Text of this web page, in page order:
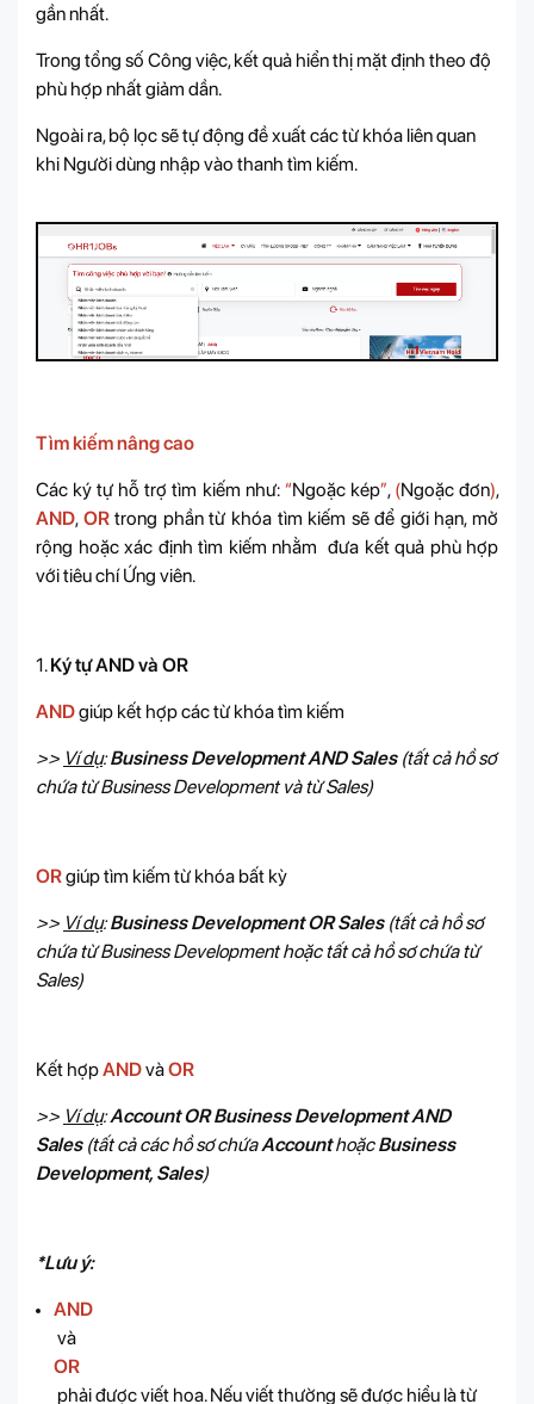
gần nhất.
Trong tổng số Công việc, kết quả hiển thị mặt định theo độ
phù hợp nhất giảm dần.
Ngoài ra, bộ lọc sẽ tự động đề xuất các từ khóa liên quan
khi Người dùng nhập vào thanh tìm kiếm.
Tìm kiếm nâng cao
Các ký tự hỗ trợ tìm kiếm như: “Ngoặc kép”, (Ngoặc đơn),
AND, ORtrong phần từ khóa tìm kiếm sẽ để giới hạn, mở
rộng hoặc xác định tìm kiếm nhằm đưa kết quả phù hợp
với tiêu chí Ứng viên.
1.Ký tự AND và OR
ANDgiúp kết hợp các từ khóa tìm kiếm
>> Ví dụ:Business Development AND Sales (tất cả hồ sơ
chứa từ Business Development và từ Sales)
ORgiúp tìm kiếm từ khóa bất kỳ
>> Ví dụ:Business Development OR Sales (tất cả hồ sơ
chứa từ Business Development hoặc tất cả hồ sơ chứa từ
Sales)
Kết hợpANDvàOR
>> Ví dụ:Account OR Business Development AND
Sales (tất cả các hồ sơ chứaAccounthoặcBusiness
Development, Sales)
*Lưu ý:
AND
và
OR
phải được viết hoa. Nếu viết thường sẽ được hiểu là từ